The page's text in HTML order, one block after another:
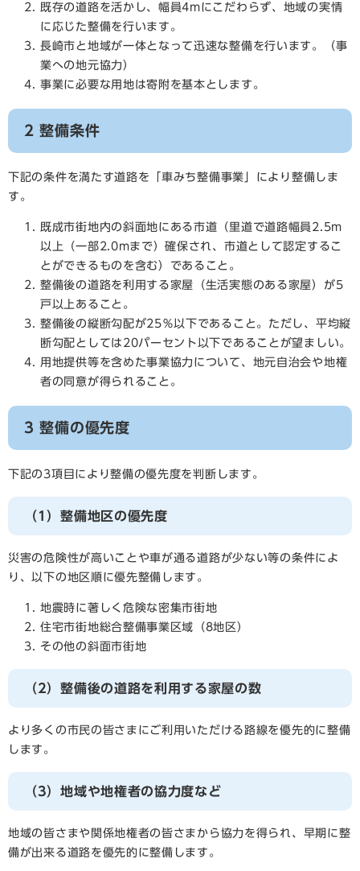
既存の道路を活かし、幅員4mにこだわらず、地域の実情
に応じた整備を行います。
長崎市と地域が一体となって迅速な整備を行います。（事
業への地元協力）
事業に必要な用地は寄附を基本とします。
2 整備条件
下記の条件を満たす道路を「車みち整備事業」により整備しま
す。
既成市街地内の斜面地にある市道（里道で道路幅員2.5m
以上（一部2.0mまで）確保され、市道として認定するこ
とができるものを含む）であること。
整備後の道路を利用する家屋（生活実態のある家屋）が5
戸以上あること。
整備後の縦断勾配が25％以下であること。ただし、平均縦
断勾配としては20パーセント以下であることが望ましい。
用地提供等を含めた事業協力について、地元自治会や地権
者の同意が得られること。
3 整備の優先度
下記の3項目により整備の優先度を判断します。
（1）整備地区の優先度
災害の危険性が高いことや車が通る道路が少ない等の条件によ
り、以下の地区順に優先整備します。
地震時に著しく危険な密集市街地
住宅市街地総合整備事業区域（8地区）
その他の斜面市街地
（2）整備後の道路を利用する家屋の数
より多くの市民の皆さまにご利用いただける路線を優先的に整備
します。
（3）地域や地権者の協力度など
地域の皆さまや関係地権者の皆さまから協力を得られ、早期に整
備が出来る道路を優先的に整備します。